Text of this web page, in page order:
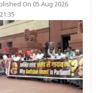
On 05 Aug 2026